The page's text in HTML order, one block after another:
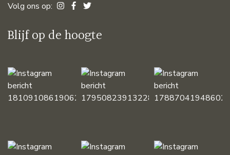
Volg ons op:
Blijf op de hoogte